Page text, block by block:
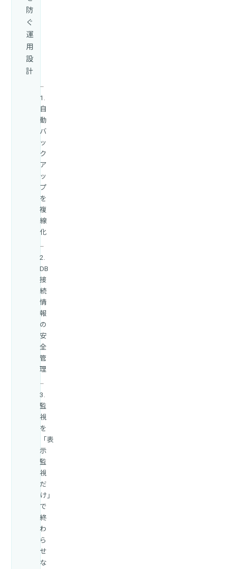
防
ぐ
運
用
設
計
1.
自
動
バ
ッ
ク
ア
ッ
プ
を
複
線
化
2.
DB
接
続
情
報
の
安
全
管
理
3.
監
視
を
「表
示
監
視
だ
け」
で
終
わ
ら
せ
な